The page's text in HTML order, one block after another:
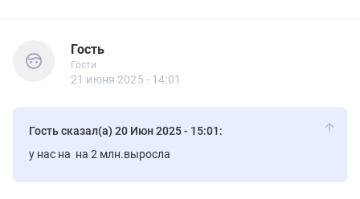
Гость
Гость
Гости
Гости
21 июня 2025 - 14:01
Гость сказал(а) 20 Июн 2025 - 15:01:
у нас на на 2 млн.выросла